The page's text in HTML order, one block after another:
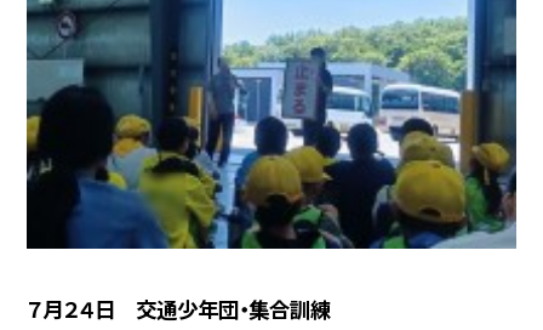
７月２４日 交通少年団・集合訓練